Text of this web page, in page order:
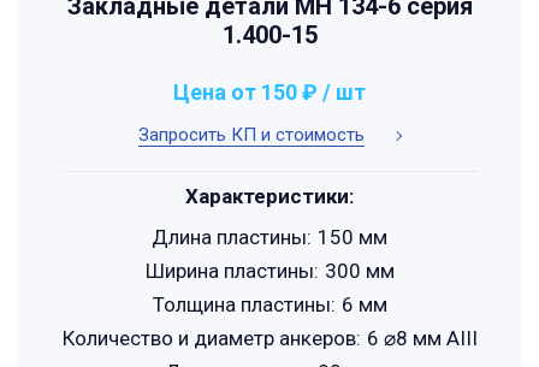
Закладные детали МН 134-6 серия
1.400-15
Запросить КП и стоимость
Цена от 150 ₽ / шт
Характеристики:
Длина пластины: 150 мм
Ширина пластины: 300 мм
Толщина пластины: 6 мм
Количество и диаметр анкеров: 6 ⌀8 мм АIII